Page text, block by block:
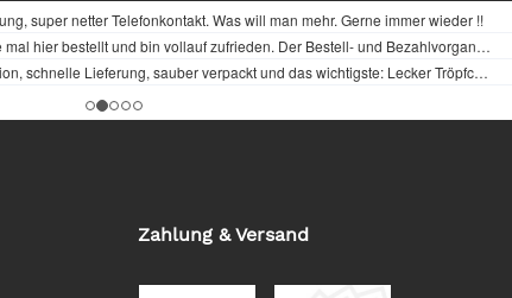
Zahlung & Versand